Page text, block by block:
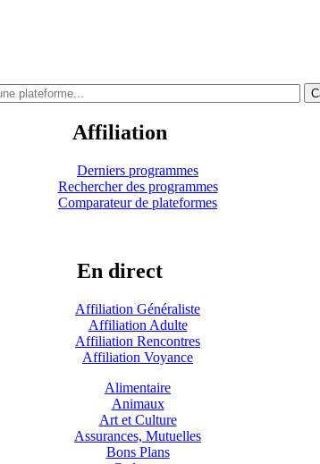
Affiliation
Derniers programmes
Rechercher des programmes
Comparateur de plateformes
En direct
Affiliation Généraliste
Affiliation Adulte
Affiliation Rencontres
Affiliation Voyance
Alimentaire
Animaux
Art et Culture
Assurances, Mutuelles
Bons Plans